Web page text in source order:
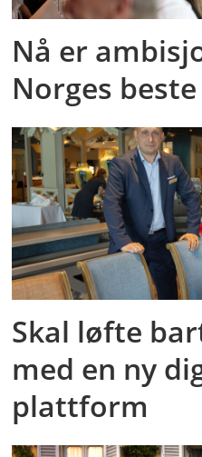
Nå er
Norges
Skal løfte
med en ny
plattform